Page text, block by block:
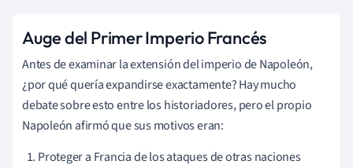
Auge del Primer Imperio Francés
Antes de examinar la extensión del imperio de Napoleón,
¿por qué quería expandirse exactamente? Hay mucho
debate sobre esto entre los historiadores, pero el propio
Napoleón afirmó que sus motivos eran:
Proteger a Francia de los ataques de otras naciones